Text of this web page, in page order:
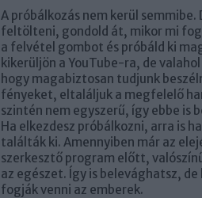
A próbálkozás nem kerül
feltölteni, gondold át, mikor mi
a felvétel gombot és próbáld ki
kikerüljön a YouTube-ra, de
hogy magabiztosan tudjunk
fényeket, eltaláljuk a megfelelő
szintén nem egyszerű, így ebbe is
Ha elkezdesz próbálkozni, arra is
találták ki. Amennyiben már az
szerkesztő program előtt,
az egészet. Így is belevághatsz,
fogják venni az emberek.